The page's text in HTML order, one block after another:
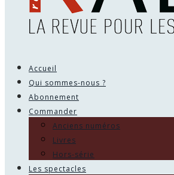
Accueil
Qui sommes-nous ?
Abonnement
Commander
Anciens numéros
Livres
Hors-série
Les spectacles